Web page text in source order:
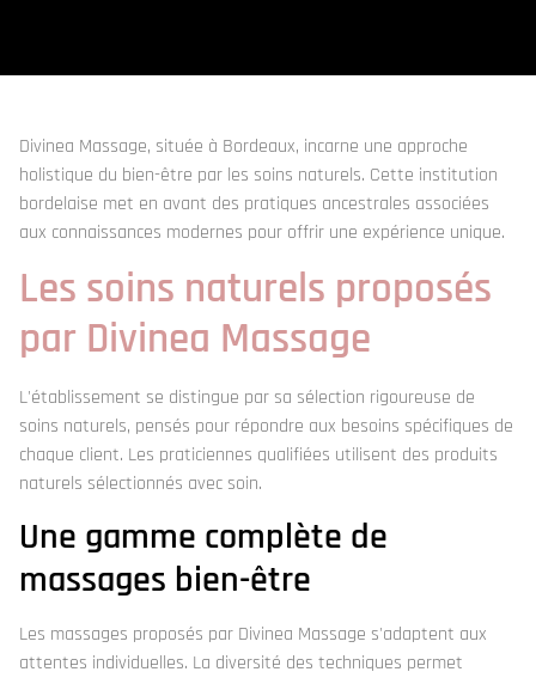
Divinea Massage, située à Bordeaux, incarne une approche
holistique du bien-être par les soins naturels. Cette institution
bordelaise met en avant des pratiques ancestrales associées
aux connaissances modernes pour offrir une expérience unique.
Les soins naturels proposés
par Divinea Massage
L'établissement se distingue par sa sélection rigoureuse de
soins naturels, pensés pour répondre aux besoins spécifiques de
chaque client. Les praticiennes qualifiées utilisent des produits
naturels sélectionnés avec soin.
Une gamme complète de
massages bien-être
Les massages proposés par Divinea Massage s'adaptent aux
attentes individuelles. La diversité des techniques permet